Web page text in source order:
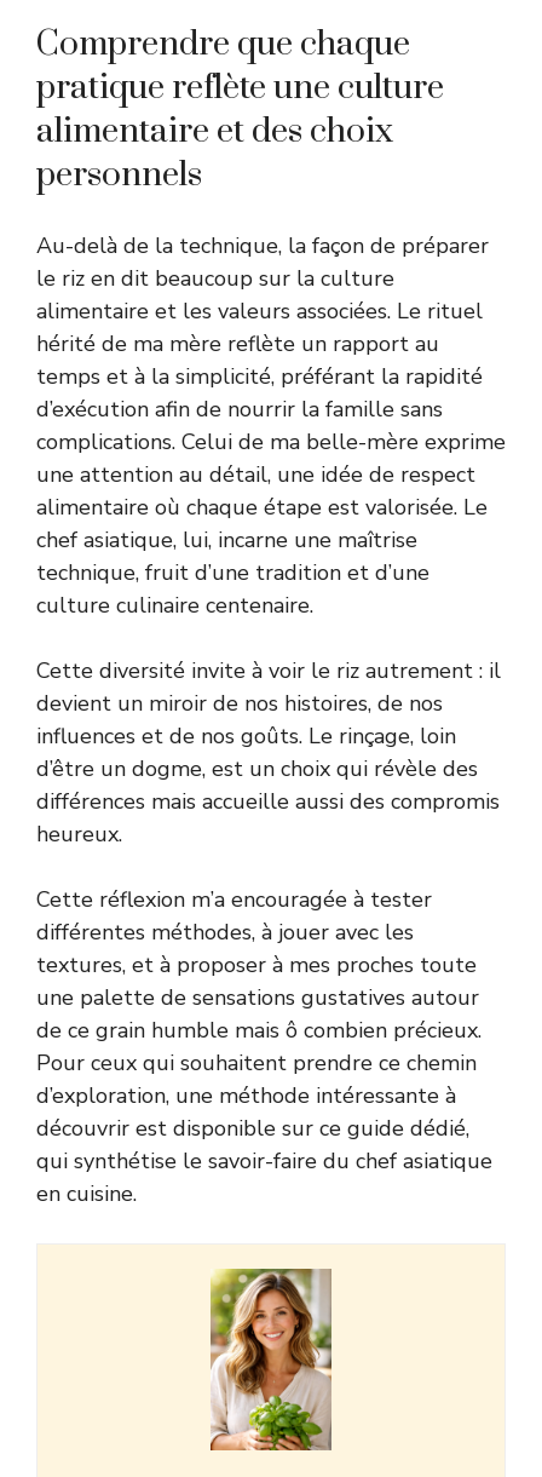
Comprendre que chaque
pratique reflète une culture
alimentaire et des choix
personnels
Au-delà de la technique, la façon de préparer
le riz en dit beaucoup sur la culture
alimentaire et les valeurs associées. Le rituel
hérité de ma mère reflète un rapport au
temps et à la simplicité, préférant la rapidité
d’exécution afin de nourrir la famille sans
complications. Celui de ma belle-mère exprime
une attention au détail, une idée de respect
alimentaire où chaque étape est valorisée. Le
chef asiatique, lui, incarne une maîtrise
technique, fruit d’une tradition et d’une
culture culinaire centenaire.
Cette diversité invite à voir le riz autrement : il
devient un miroir de nos histoires, de nos
influences et de nos goûts. Le rinçage, loin
d’être un dogme, est un choix qui révèle des
différences mais accueille aussi des compromis
heureux.
Cette réflexion m’a encouragée à tester
différentes méthodes, à jouer avec les
textures, et à proposer à mes proches toute
une palette de sensations gustatives autour
de ce grain humble mais ô combien précieux.
Pour ceux qui souhaitent prendre ce chemin
d’exploration, une méthode intéressante à
découvrir est disponible sur ce guide dédié,
qui synthétise le savoir-faire du chef asiatique
en cuisine.